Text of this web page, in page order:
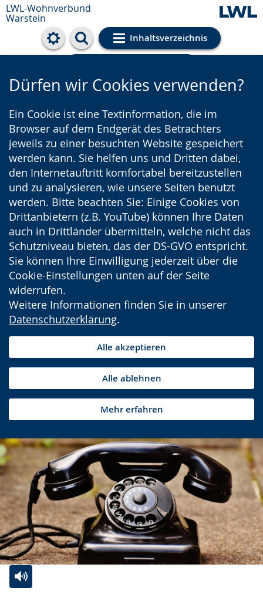
LWL-Wohnverbund
Warstein
Inhaltsverzeichnis
Cookie-Einstellungen
Dürfen wir Cookies verwenden?
Ein Cookie ist eine Textinformation, die im
Browser auf dem Endgerät des Betrachters
jeweils zu einer besuchten Website gespeichert
werden kann. Sie helfen uns und Dritten dabei,
den Internetauftritt komfortabel bereitzustellen
und zu analysieren, wie unsere Seiten benutzt
werden. Bitte beachten Sie: Einige Cookies von
Drittanbietern (z.B. YouTube) können Ihre Daten
auch in Drittländer übermitteln, welche nicht das
Schutzniveau bieten, das der DS-GVO entspricht.
Sie können Ihre Einwilligung jederzeit über die
Cookie-Einstellungen unten auf der Seite
widerrufen.
Weitere Informationen finden Sie in unserer
Datenschutzerklärung.
Alle akzeptieren
Alle ablehnen
Mehr erfahren